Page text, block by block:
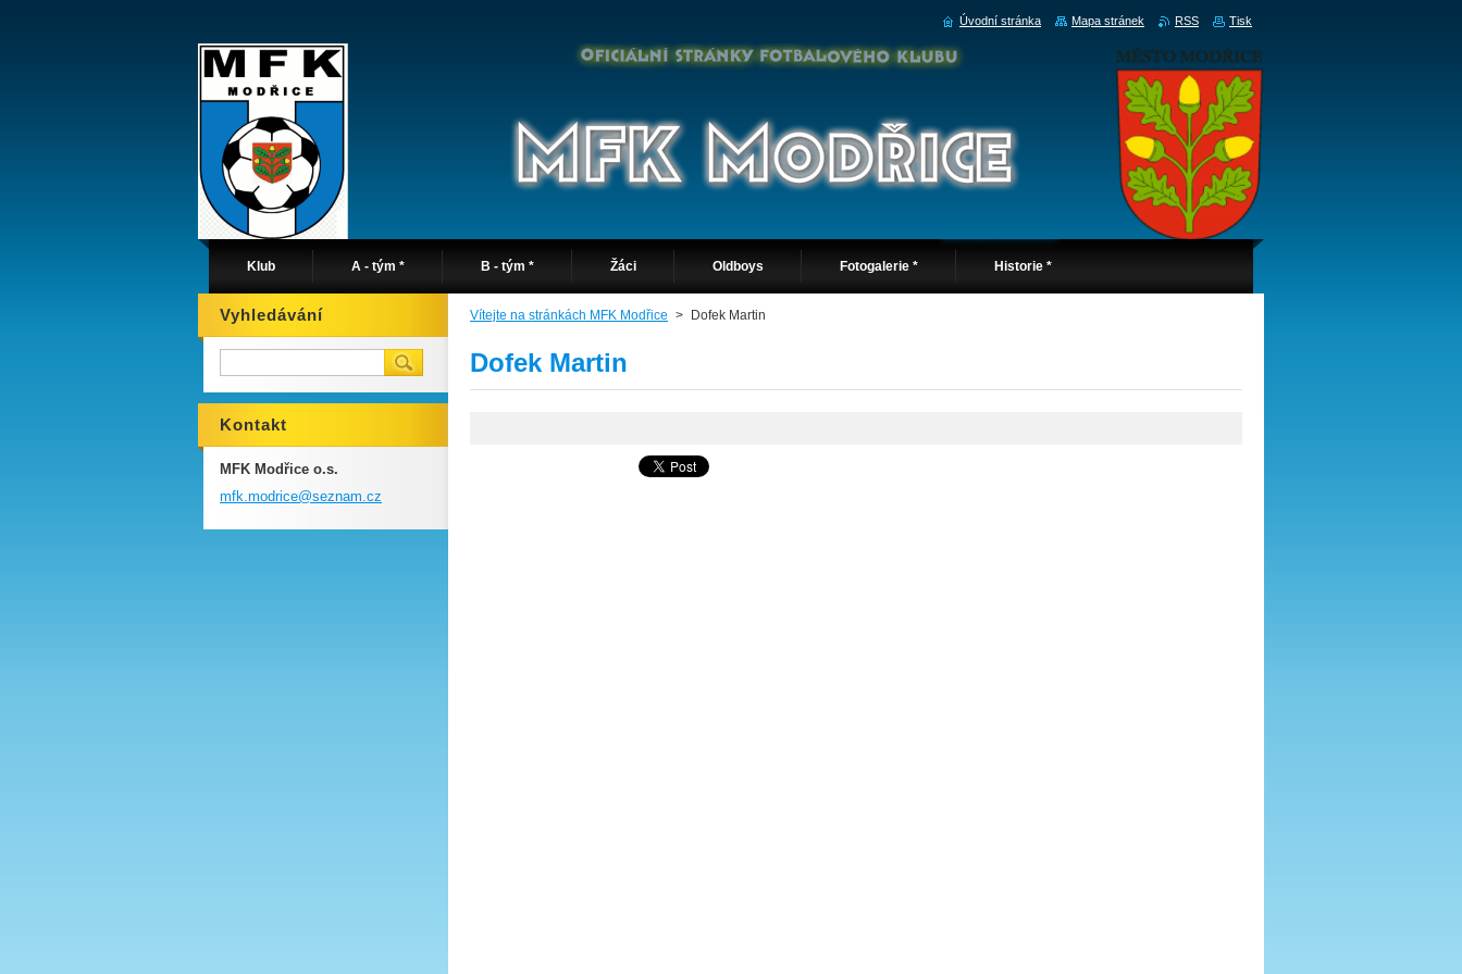
Klub A - tým * B - tým * Žáci Oldboys Fotogalerie * Historie *
Vítejte na stránkách MFK Modřice > Dofek Martin
Dofek Martin
Vyhledávání
Kontakt
MFK Modřice o.s.
mfk.modrice@seznam.cz
Úvodní stránka Mapa stránek RSS Tisk